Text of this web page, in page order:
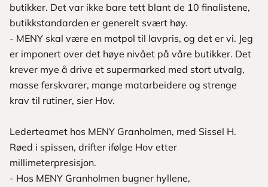
butikker. Det var ikke bare tett blant de 10 finalistene,
butikkstandarden er generelt svært høy.
- MENY skal være en motpol til lavpris, og det er vi. Jeg
er imponert over det høye nivået på våre butikker. Det
krever mye å drive et supermarked med stort utvalg,
masse ferskvarer, mange matarbeidere og strenge
krav til rutiner, sier Hov.
Lederteamet hos MENY Granholmen, med Sissel H.
Røed i spissen, drifter ifølge Hov etter
millimeterpresisjon.
- Hos MENY Granholmen bugner hyllene,